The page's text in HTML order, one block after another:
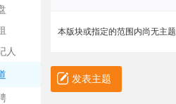
人
吧
本版块或指定的范围内尚无主题
发表主题